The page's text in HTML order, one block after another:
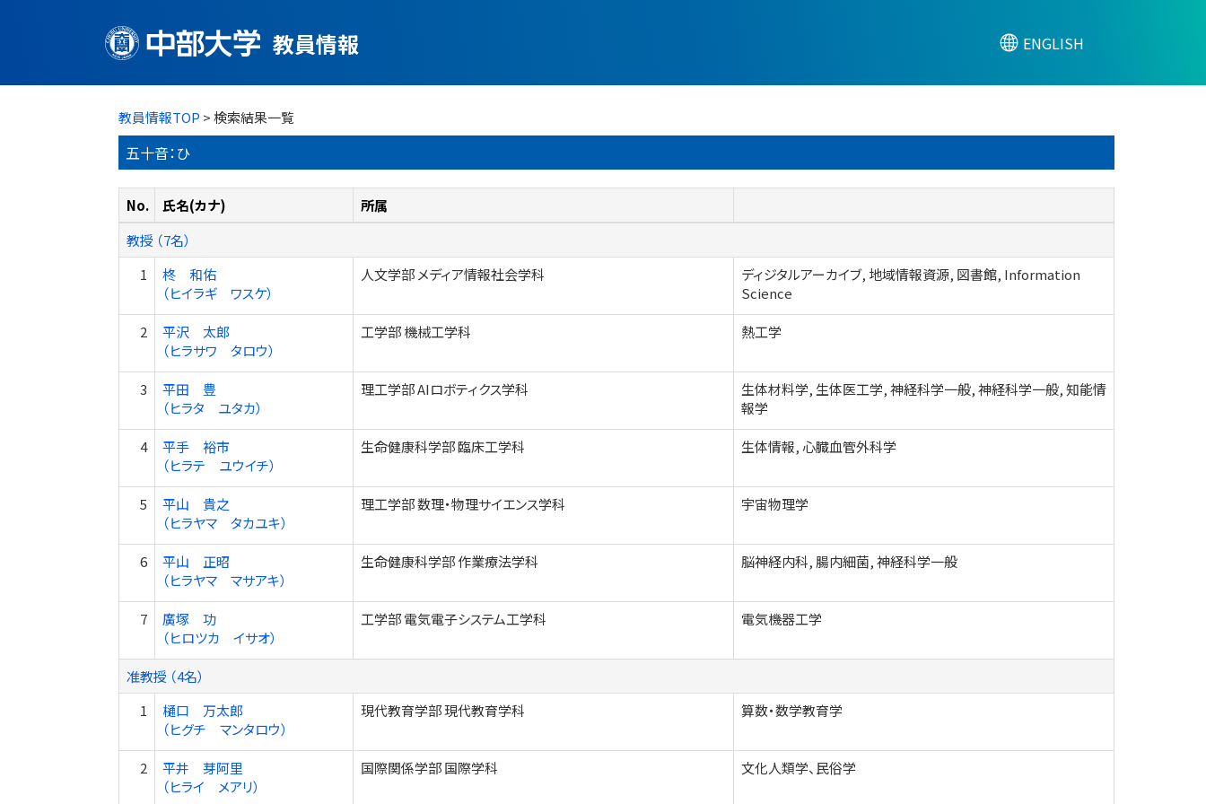
教員情報 ENGLISH
教員情報TOP > 検索結果一覧
五十音：ひ
No. 氏名(カナ)
所属
教授 （7名）
1
柊 和佑
（ヒイラギ ワスケ）
人文学部 メディア情報社会学科
ディジタルアーカイブ, 地域情報資源, 図書館, Information
Science
2
平沢 太郎
（ヒラサワ タロウ）
工学部 機械工学科 熱工学
3
平田 豊
（ヒラタ ユタカ）
理工学部 AIロボティクス学科
生体材料学, 生体医工学, 神経科学一般, 神経科学一般, 知能情
報学
4
平手 裕市
（ヒラテ ユウイチ）
生命健康科学部 臨床工学科 生体情報, 心臓血管外科学
5
平山 貴之
（ヒラヤマ タカユキ）
理工学部 数理・物理サイエンス学科 宇宙物理学
6
平山 正昭
（ヒラヤマ マサアキ）
生命健康科学部 作業療法学科 脳神経内科, 腸内細菌, 神経科学一般
7
廣塚 功
（ヒロツカ イサオ）
工学部 電気電子システム工学科 電気機器工学
准教授 （4名）
1
樋口 万太郎
（ヒグチ マンタロウ）
現代教育学部 現代教育学科 算数・数学教育学
2
平井 芽阿里
（ヒライ メアリ）
国際関係学部 国際学科 文化人類学、民俗学